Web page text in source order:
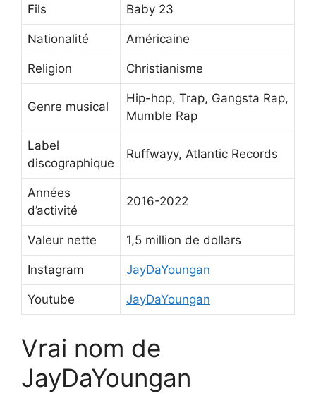
Fils Baby 23
Nationalité Américaine
Religion Christianisme
Genre musical
Hip-hop, Trap, Gangsta Rap,
Mumble Rap
Label
discographique
Ruffwayy, Atlantic Records
Années
d’activité
2016-2022
Valeur nette 1,5 million de dollars
Instagram JayDaYoungan
Youtube JayDaYoungan
Vrai nom de
JayDaYoungan